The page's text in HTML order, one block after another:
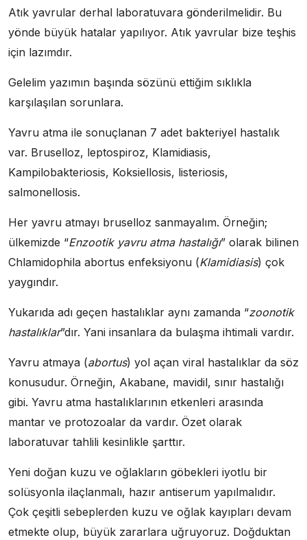
Atık yavrular derhal laboratuvara gönderilmelidir. Bu
yönde büyük hatalar yapılıyor. Atık yavrular bize teşhis
için lazımdır.
Gelelim yazımın başında sözünü ettiğim sıklıkla
karşılaşılan sorunlara.
Yavru atma ile sonuçlanan 7 adet bakteriyel hastalık
var. Bruselloz, leptospiroz, Klamidiasis,
Kampilobakteriosis, Koksiellosis, listeriosis,
salmonellosis.
Her yavru atmayı bruselloz sanmayalım. Örneğin;
ülkemizde “Enzootik yavru atma hastalığı” olarak bilinen
Chlamidophila abortus enfeksiyonu (Klamidiasis) çok
yaygındır.
Yukarıda adı geçen hastalıklar aynı zamanda “zoonotik
hastalıklar”dır. Yani insanlara da bulaşma ihtimali vardır.
Yavru atmaya (abortus) yol açan viral hastalıklar da söz
konusudur. Örneğin, Akabane, mavidil, sınır hastalığı
gibi. Yavru atma hastalıklarının etkenleri arasında
mantar ve protozoalar da vardır. Özet olarak
laboratuvar tahlili kesinlikle şarttır.
Yeni doğan kuzu ve oğlakların göbekleri iyotlu bir
solüsyonla ilaçlanmalı, hazır antiserum yapılmalıdır.
Çok çeşitli sebeplerden kuzu ve oğlak kayıpları devam
etmekte olup, büyük zararlara uğruyoruz. Doğduktan